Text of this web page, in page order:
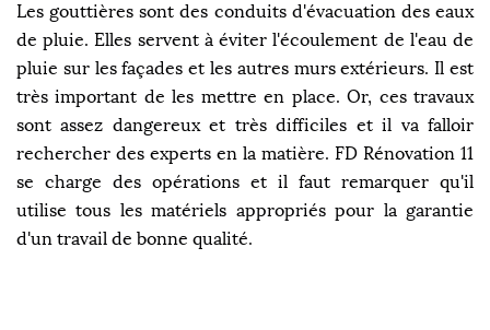
Les gouttières sont des conduits d'évacuation des eaux
de pluie. Elles servent à éviter l'écoulement de l'eau de
pluie sur les façades et les autres murs extérieurs. Il est
très important de les mettre en place. Or, ces travaux
sont assez dangereux et très difficiles et il va falloir
rechercher des experts en la matière. FD Rénovation 11
se charge des opérations et il faut remarquer qu'il
utilise tous les matériels appropriés pour la garantie
d'un travail de bonne qualité.